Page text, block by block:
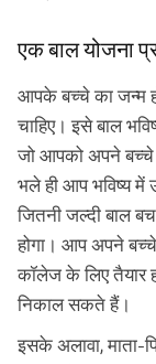
एक बाल योजना
आपके बच्चे का जन्म
चाहिए। इसे बाल
जो आपको अपने बच्चे
भले ही आप भविष्य
जितनी जल्दी बाल
होगा। आप अपने
कॉलेज के लिए तैयार
निकाल सकते हैं।
इसके अलावा, माता-